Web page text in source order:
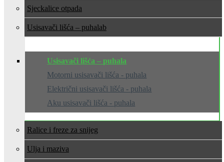
Sjeckalice otpada
Usisavači lišća – puhala
Usisavači lišća – puhala
Motorni usisavači lišća - puhala
Električni usisavači lišća - puhala
Aku usisavači lišća - puhala
Ralice i freze za snijeg
Ulja i maziva